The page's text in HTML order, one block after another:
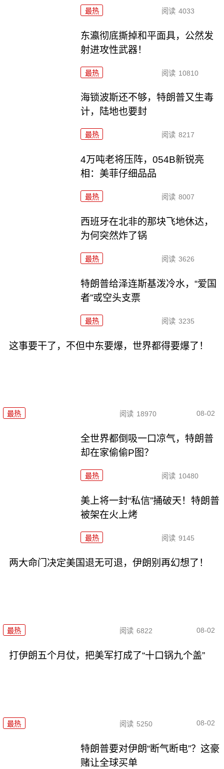
最热 阅读 4033
东瀛彻底撕掉和平面具，公然发
射进攻性武器！
最热 阅读 10810
海锁波斯还不够，特朗普又生毒
计，陆地也要封
最热 阅读 8217
4万吨老将压阵，054B新锐亮
相：美菲仔细品品
最热 阅读 8007
西班牙在北非的那块飞地休达，
为何突然炸了锅
最热 阅读 3626
特朗普给泽连斯基泼冷水，“爱国
者”或空头支票
最热 阅读 3235
这事要干了，不但中东要爆，世界都得要爆了！
最热 阅读 18970 08-02
全世界都倒吸一口凉气，特朗普
却在家偷偷P图？
最热 阅读 10480
美上将一封“私信”捅破天！特朗普
被架在火上烤
最热 阅读 9145
两大命门决定美国退无可退，伊朗别再幻想了！
最热 阅读 6822 08-02
打伊朗五个月仗，把美军打成了“十口锅九个盖”
最热 阅读 5250 08-02
特朗普要对伊朗“断气断电”？这豪
赌让全球买单